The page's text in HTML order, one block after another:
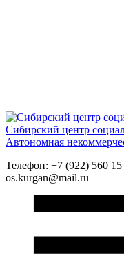
Сибирский центр
Автономная
Телефон: +7 (922) 560
os.kurgan@mail.ru